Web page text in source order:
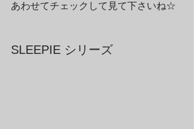
あわせてチェックして見て下さいね☆
SLEEPIE シリーズ